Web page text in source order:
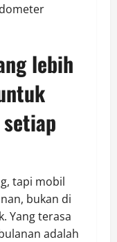
lebih
tapi mobil
bukan di
Yang terasa
adalah